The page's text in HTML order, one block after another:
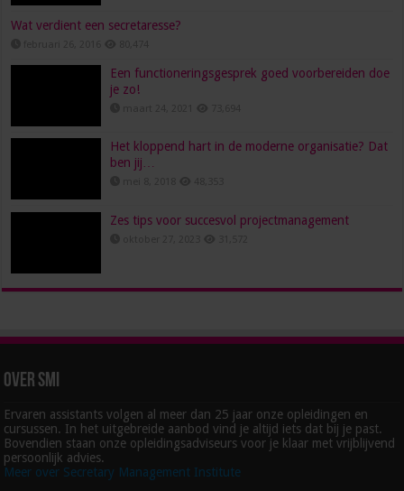
Wat verdient een secretaresse?
Een functioneringsgesprek goed voorbereiden doe
je zo!
Het kloppend hart in de moderne organisatie? Dat
ben jij…
Zes tips voor succesvol projectmanagement
Over SMI
Ervaren assistants volgen al meer dan 25 jaar onze opleidingen en
cursussen. In het uitgebreide aanbod vind je altijd iets dat bij je past.
Bovendien staan onze opleidingsadviseurs voor je klaar met vrijblijvend
persoonlijk advies.
Meer over Secretary Management Institute